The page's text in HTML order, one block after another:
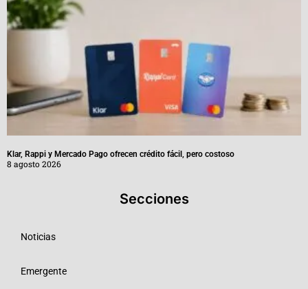
Klar, Rappi y Mercado Pago ofrecen crédito fácil, pero costoso
8 agosto 2026
Secciones
Noticias
Emergente